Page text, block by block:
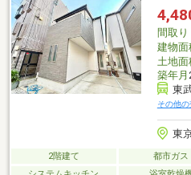
面積：９４．８０㎡（２８．６７
ムキッチン・ユニットバス（追焚
台分あり（車種による）・屋上バル
間取り
建物面
土地面
築年月
東
その他の
東
2階建て 都市ガス